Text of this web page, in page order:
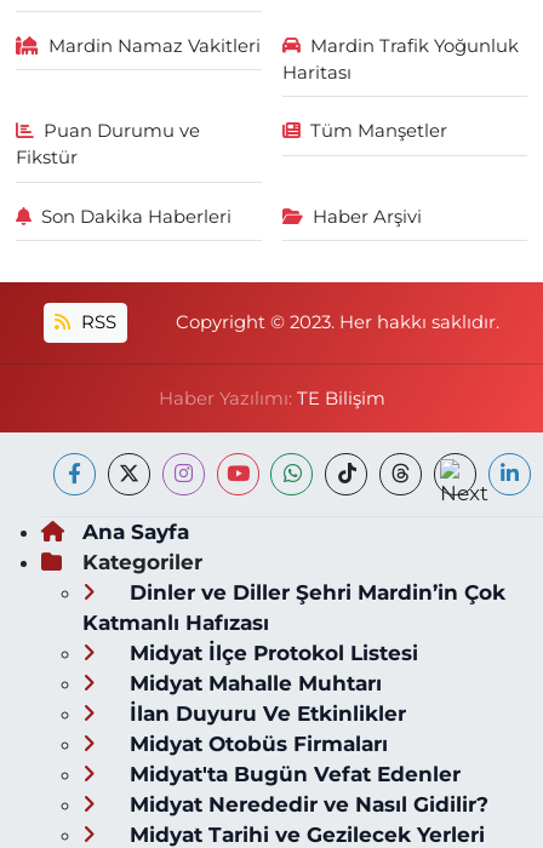
Mardin Namaz Vakitleri
Mardin Trafik Yoğunluk
Haritası
Puan Durumu ve
Fikstür
Tüm Manşetler
Son Dakika Haberleri Haber Arşivi
RSS Copyright © 2023. Her hakkı saklıdır.
Haber Yazılımı: TE Bilişim
Ana Sayfa
Kategoriler
Dinler ve Diller Şehri Mardin’in Çok
Katmanlı Hafızası
Midyat İlçe Protokol Listesi
Midyat Mahalle Muhtarı
İlan Duyuru Ve Etkinlikler
Midyat Otobüs Firmaları
Midyat'ta Bugün Vefat Edenler
Midyat Nerededir ve Nasıl Gidilir?
Midyat Tarihi ve Gezilecek Yerleri